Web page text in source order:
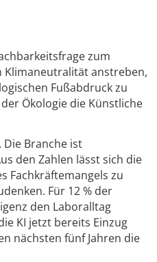
zum
Klimaneutralität anstreben,
Fußabdruck zu
Ökologie die Künstliche
Die Branche ist
den Zahlen lässt sich die
Fachkräftemangels zu
Für 12 % der
den Laboralltag
KI jetzt bereits Einzug
nächsten fünf Jahren die